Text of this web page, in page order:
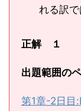
れる訳で
正解 １
出題範囲の
第1章-2日目